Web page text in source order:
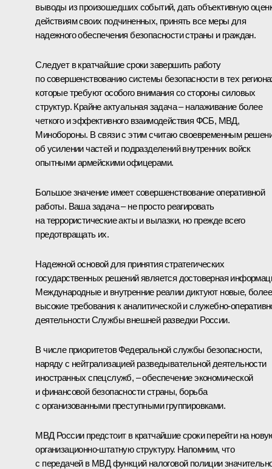
выводы из произошедших событий, дать объективную
действиям своих подчиненных, принять все меры для
надежного обеспечения безопасности страны и граждан.
Следует в кратчайшие сроки завершить работу
по совершенствованию системы безопасности в тех
которые требуют особого внимания со стороны силовых
структур. Крайне актуальная задача – налаживание более
четкого и эффективного взаимодействия ФСБ, МВД,
Минобороны. В связи с этим считаю своевременным
об усилении частей и подразделений внутренних войск
опытными армейскими офицерами.
Большое значение имеет совершенствование оперативной
работы. Ваша задача – не просто реагировать
на террористические акты и вылазки, но прежде всего
предотвращать их.
Надежной основой для принятия стратегических
государственных решений является достоверная
Международные и внутренние реалии диктуют новые, более
высокие требования к аналитической и служебно-
деятельности Службы внешней разведки России.
В числе приоритетов Федеральной службы безопасности,
наряду с нейтрализацией разведывательной деятельности
иностранных спецслужб, – обеспечение экономической
и финансовой безопасности страны, борьба
с организованными преступными группировками.
МВД России предстоит в кратчайшие сроки перейти на
организационно-штатную структуру. Напомним, что
с передачей в МВД функций налоговой полиции